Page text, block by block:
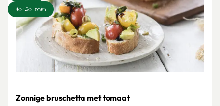
10-20 min
Zonnige bruschetta met tomaat